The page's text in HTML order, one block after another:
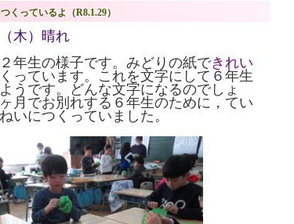
くっているよ（R8.1.29）
木）晴れ
年生の様子です。みどりの紙できれい
っています。これを文字にして６年生
うです。どんな文字になるのでしょ
月でお別れする６年生のために，てい
いにつくっていました。